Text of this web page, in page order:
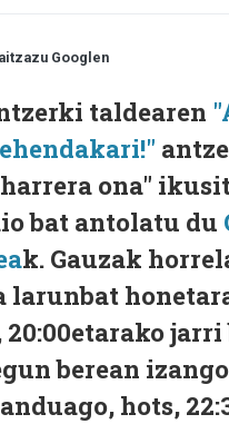
Googlen
taldearen
ona"
bat antolatu du
k. Gauzak
larunbat
20:00etarako jarri
berean
hots,